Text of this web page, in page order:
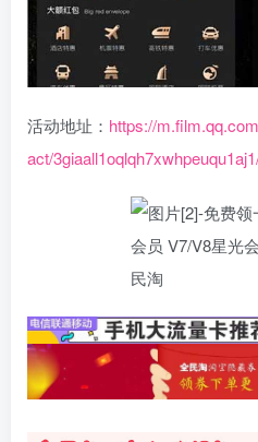
活动地址： https://
act/